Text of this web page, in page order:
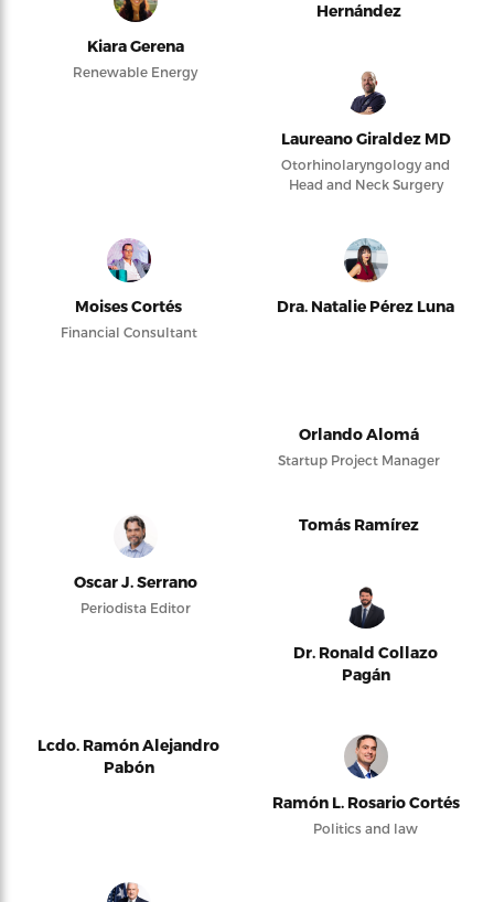
Kiara Gerena
Renewable Energy
Hernández
Laureano Giraldez MD
Otorhinolaryngology and
Head and Neck Surgery
Moises Cortés
Financial Consultant
Dra. Natalie Pérez Luna
Orlando Alomá
Startup Project Manager
Oscar J. Serrano
Periodista Editor
Tomás Ramírez
Dr. Ronald Collazo
Pagán
Lcdo. Ramón Alejandro
Pabón
Ramón L. Rosario Cortés
Politics and law